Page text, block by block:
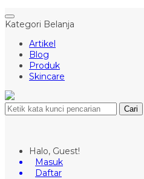
Kategori Belanja
Artikel
Blog
Produk
Skincare
Cari
Halo, Guest!
Masuk
Daftar